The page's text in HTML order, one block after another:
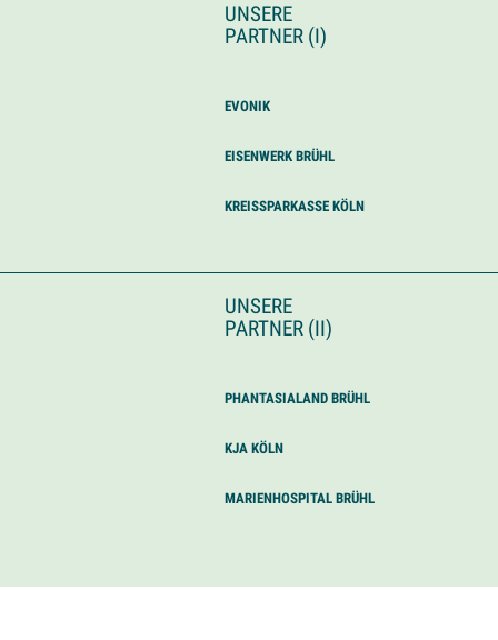
UNSERE
PARTNER (I)
EVONIK
EISENWERK BRÜHL
KREISSPARKASSE KÖLN
UNSERE
PARTNER (II)
PHANTASIALAND BRÜHL
KJA KÖLN
MARIENHOSPITAL BRÜHL